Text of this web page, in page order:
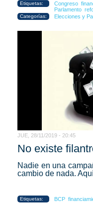
Etiquetas: Congreso
Parlamento
Categorías: Elecciones y
JUE, 28/11/2019 - 20:45
No existe
Nadie en una
cambio de nada.
Etiquetas: BCP